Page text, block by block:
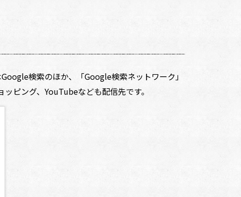
検索のほか、「Google検索ネットワーク」
ピング、YouTubeなども配信先です。